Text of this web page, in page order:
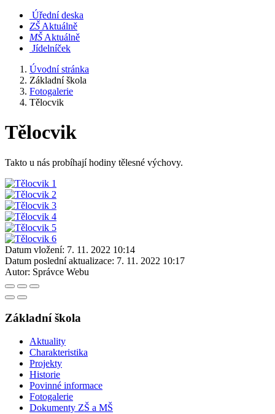
Úřední deska
​​ZŠ Aktuálně
​​MŠ Aktuálně
Jídelníček
Úvodní stránka
Základní škola
Fotogalerie
Tělocvik
Tělocvik
Takto u nás probíhají hodiny tělesné výchovy.
Datum vložení: 7. 11. 2022 10:14
Datum poslední aktualizace: 7. 11. 2022 10:17
Autor: Správce Webu
Základní škola
Aktuality
Charakteristika
Projekty
Historie
Povinné informace
Fotogalerie
Dokumenty ZŠ a MŠ